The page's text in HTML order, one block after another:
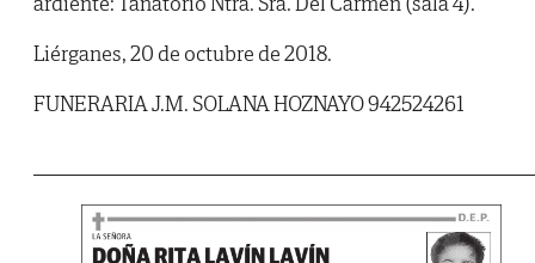
Liérganes, 20 de octubre de 2018.
FUNERARIA J.M. SOLANA HOZNAYO 942524261